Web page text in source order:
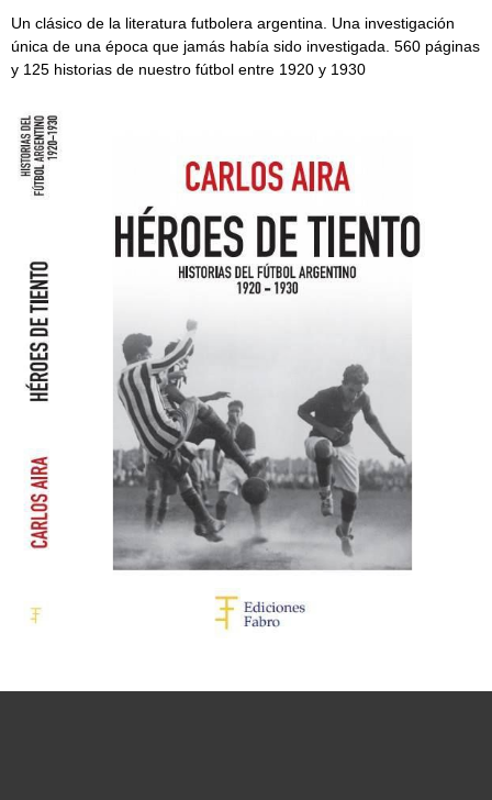
Un clásico de la literatura futbolera argentina. Una investigación
única de una época que jamás había sido investigada. 560 páginas
y 125 historias de nuestro fútbol entre 1920 y 1930